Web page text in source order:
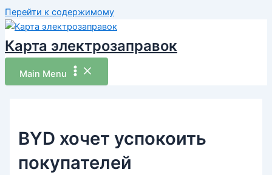
Перейти к содержимому
Карта электрозаправок
Main Menu
BYD хочет успокоить
покупателей